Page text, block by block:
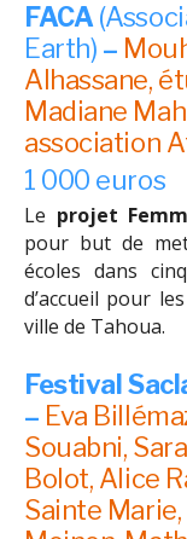
FACA
Earth) –
Alhassane,
Madiane
association
1 000 euros
Le projet
pour but de
écoles dans
d’accueil pour
ville de Tahoua.
Festival
– Eva
Souabni,
Bolot, Alice
Sainte Marie,